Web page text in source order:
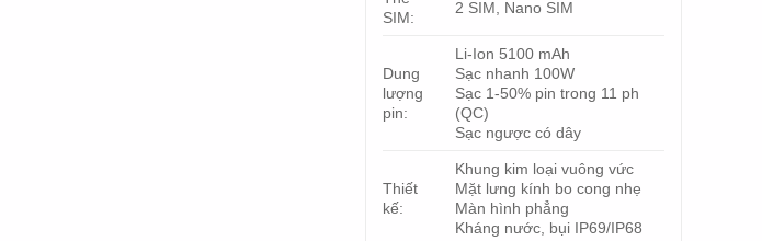
SIM:
2 SIM, Nano SIM
Dung
lượng
pin:
Li-Ion 5100 mAh
Sạc nhanh 100W
Sạc 1-50% pin trong 11 ph
(QC)
Sạc ngược có dây
Thiết
kế:
Khung kim loại vuông vức
Mặt lưng kính bo cong nhẹ
Màn hình phẳng
Kháng nước, bụi IP69/IP68